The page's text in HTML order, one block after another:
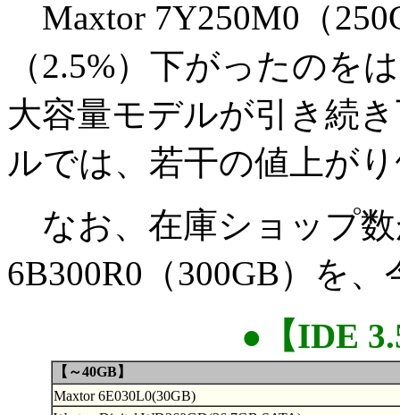
Maxtor 7Y250M0（
（2.5%）下がったのを
大容量モデルが引き続
ルでは、若干の値上が
なお、在庫ショップ数
6B300R0（300GB）を
●【IDE
【～40GB】
Maxtor 6E030L0(30GB)